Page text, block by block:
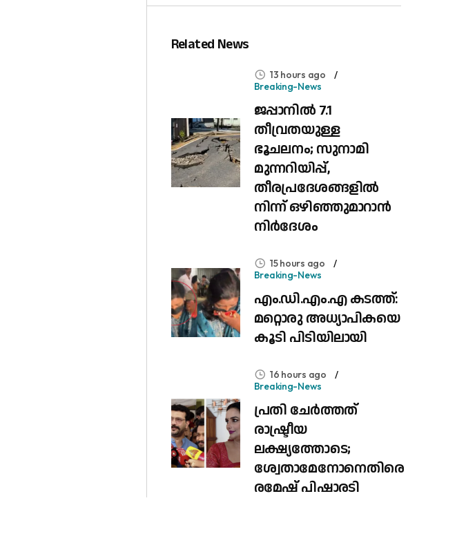
Related News
13 hours ago
Breaking-News
ജപ്പാനിൽ 7.1
തീവ്രതയുള്ള
ഭൂചലനം; സുനാമി
മുന്നറിയിപ്പ്,
തീരപ്രദേശങ്ങളിൽ
നിന്ന് ഒഴിഞ്ഞുമാറാൻ
നിർദേശം
15 hours ago
Breaking-News
എം.ഡി.എം.എ കടത്ത്:
മറ്റൊരു അധ്യാപികയെ
കൂടി പിടിയിലായി
16 hours ago
Breaking-News
പ്രതി ചേർത്തത്
രാഷ്ട്രീയ
ലക്ഷ്യത്തോടെ;
ശ്വേതാമേനോനെതിരെ
രമേഷ് പിഷാരടി